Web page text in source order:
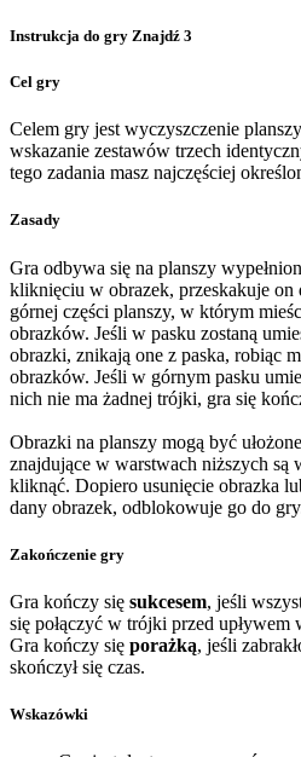
Instrukcja do gry Znajdź 3
Cel gry
Celem gry jest wyczyszczenie
wskazanie zestawów trzech
tego zadania masz najczęściej
Zasady
Gra odbywa się na planszy
kliknięciu w obrazek, przeskakuje on
górnej części planszy, w którym
obrazków. Jeśli w pasku zostaną
obrazki, znikają one z paska, robiąc
obrazków. Jeśli w górnym pasku
nich nie ma żadnej trójki, gra się
Obrazki na planszy mogą być
znajdujące w warstwach niższych są
kliknąć. Dopiero usunięcie obrazka
dany obrazek, odblokowuje go do
Zakończenie gry
Gra kończy się sukcesem, jeśli
się połączyć w trójki przed upływem
Gra kończy się porażką, jeśli
skończył się czas.
Wskazówki